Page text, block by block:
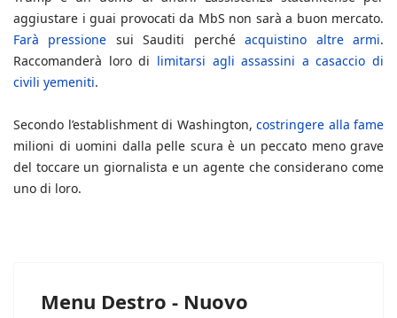
aggiustare i guai provocati da MbS non sarà a buon mercato.
Farà pressione sui Sauditi perchéacquistino altre armi.
Raccomanderà loro di limitarsi agli assassini a casaccio di
civili yemeniti.
Secondo l’establishment di Washington, costringere alla fame
milioni di uomini dalla pelle scura è un peccato meno grave
del toccare un giornalista e un agente che considerano come
uno di loro.
Menu Destro - Nuovo